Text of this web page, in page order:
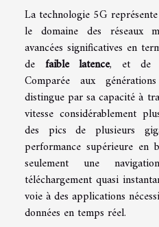
La technologie 5G
le domaine des réseaux
avancées significatives en
de faible latence, et de
Comparée aux
distingue par sa capacité à
vitesse considérablement
des pics de plusieurs
performance supérieure en
seulement une
téléchargement quasi
voie à des applications
données en temps réel.